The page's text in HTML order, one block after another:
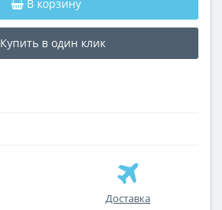
В корзину
Купить в один клик
Доставка